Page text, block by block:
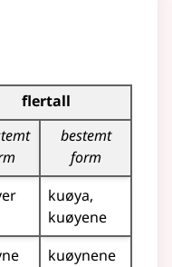
flertall
bestemt
form
kuøya
kuøyene
kuøynene